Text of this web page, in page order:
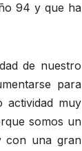
94 y que ha
de nuestro
para
actividad muy
somos un
con una gran